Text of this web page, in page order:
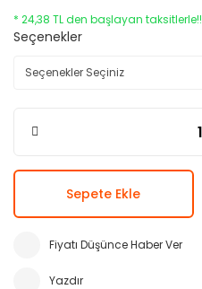
* 24,38 TL den başlayan taksitlerle!!
Seçenekler
Sepete Ekle
Fiyatı Düşünce Haber Ver
Yazdır